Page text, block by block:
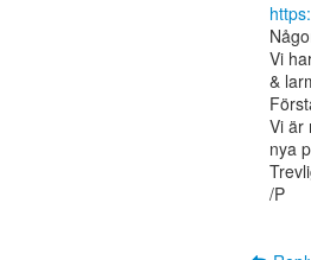
Vi
&
Vi är
nya
/P